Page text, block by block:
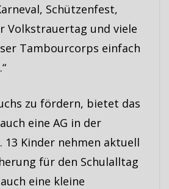
Schützenfest,
Volkstrauertag und viele
Tambourcorps einfach
zu fördern, bietet das
eine AG in der
13 Kinder nehmen aktuell
für den Schulalltag
eine kleine